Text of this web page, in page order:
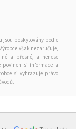
jsou poskytovány podle
však nezaručuje,
a přesné, a nenese
povinen si informace a
si vyhrazuje právo